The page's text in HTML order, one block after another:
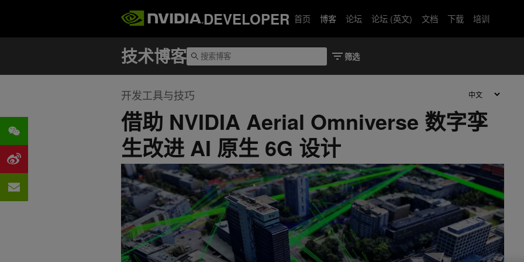
DEVELOPER 首页 博客 论坛 论坛 (英文) 文档 下载 培训
开发工具与技巧
借助 NVIDIA Aerial Omniverse 数字孪
生改进 AI 原生 6G 设计